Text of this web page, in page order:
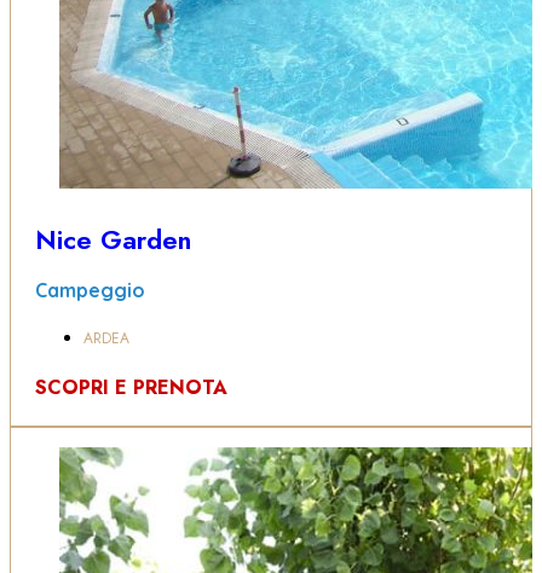
Nice Garden
Campeggio
ARDEA
SCOPRI E PRENOTA